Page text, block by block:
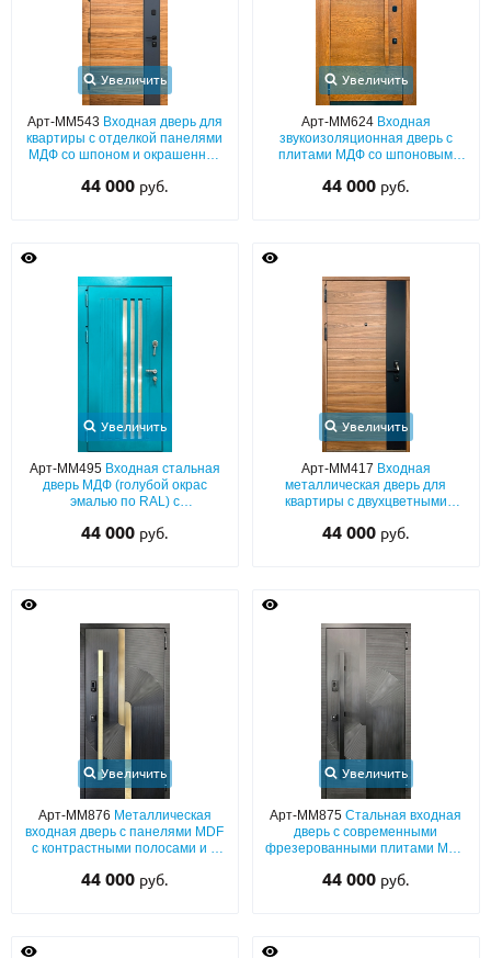
Увеличить
Арт-ММ543 Входная дверь для
квартиры с отделкой панелями
МДФ со шпоном и окрашенной
сторон
44 000 руб.
Увеличить
Арт-ММ624 Входная
звукоизоляционная дверь с
плитами МДФ со шпоновым
наличниками и бугельной
44 000 руб.
Увеличить
Арт-ММ495 Входная стальная
дверь МДФ (голубой окрас
эмалью по RAL) с
вставками из стекла
44 000 руб.
Увеличить
Арт-ММ417 Входная
металлическая дверь для
квартиры с двухцветными
двух сторон
44 000 руб.
Увеличить
Арт-ММ876 Металлическая
входная дверь с панелями MDF
с контрастными полосами и с
44 000 руб.
Увеличить
Арт-ММ875Стальная входная
дверь с современными
фрезерованными плитами МДФ
ручкой
44 000 руб.